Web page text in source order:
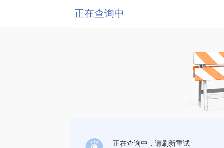
正在查询中
正在查询中，请刷新重试